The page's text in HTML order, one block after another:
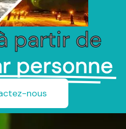
partir de
personne
nous